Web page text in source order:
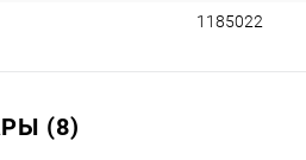
1185022
(8)